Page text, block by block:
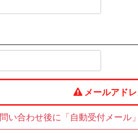
メールアド
問い合わせ後に「自動受付メール